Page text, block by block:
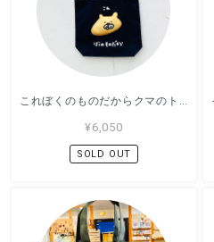
これぼくのものだからクマのトート中 / バッグ / アッコモン
¥6,050
SOLD OUT